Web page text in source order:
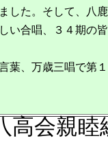
した。そして、八
い合唱、３４期の
葉、万歳三唱で第
親睦総